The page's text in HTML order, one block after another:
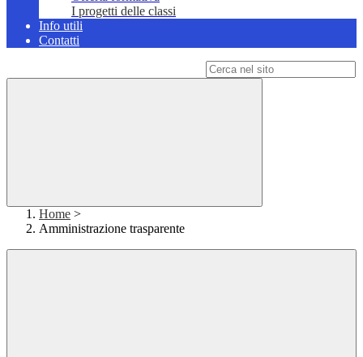
I progetti delle classi
Info utili
Contatti
Home >
Amministrazione trasparente